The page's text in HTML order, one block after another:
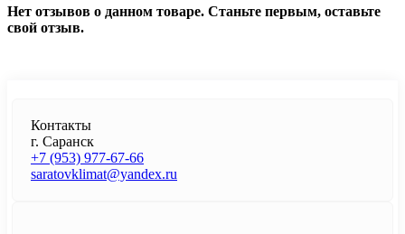
Нет отзывов о данном товаре. Станьте первым, оставьте
свой отзыв.
Контакты
г. Саранск
+7 (953) 977-67-66
saratovklimat@yandex.ru